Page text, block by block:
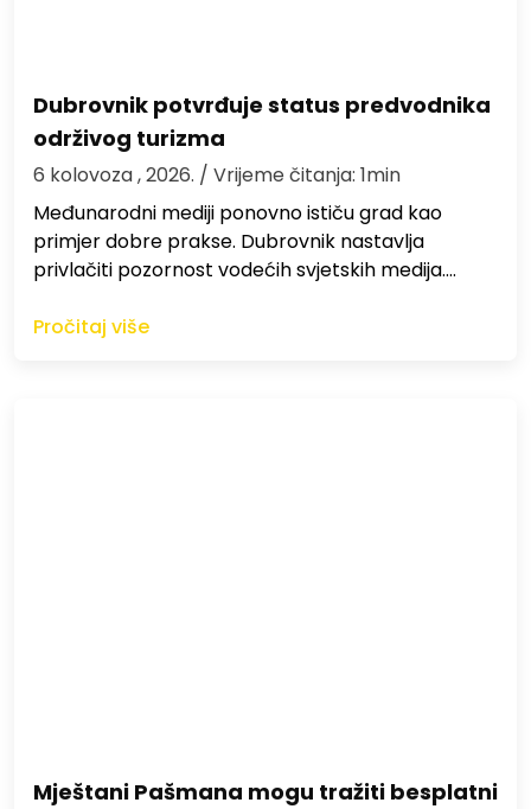
Dubrovnik potvrđuje status predvodnika
održivog turizma
6 kolovoza , 2026. / Vrijeme čitanja: 1min
Međunarodni mediji ponovno ističu grad kao
primjer dobre prakse. Dubrovnik nastavlja
privlačiti pozornost vodećih svjetskih medija.…
Pročitaj više
Mještani Pašmana mogu tražiti besplatni